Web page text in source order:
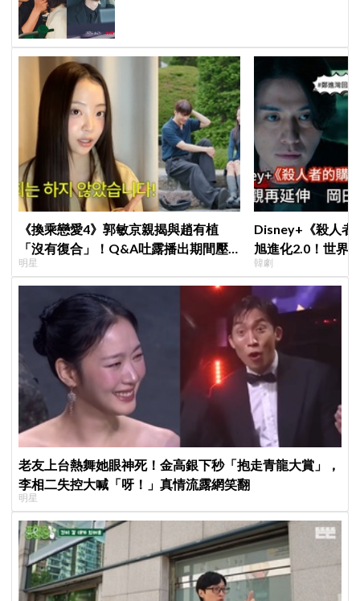
《換乘戀愛4》郭敏京親揭與趙有植
「沒有復合」！Q&A吐露播出期間壓
力爆表，曾因惡評失眠
明星
Disney+《殺人者
旭進化2.0！世界
登場竟殺了「他」
韓劇
老友上台熱舞她眼神死！金高銀下秒「抱走青龍大賞」，
李相二失控大喊「呀！」真情流露網笑翻
明星